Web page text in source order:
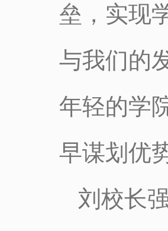
垒，实现
与我们的
年轻的学
早谋划优
刘校长